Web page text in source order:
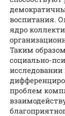
воспитания.
ядро
Таким
социально-
проблем